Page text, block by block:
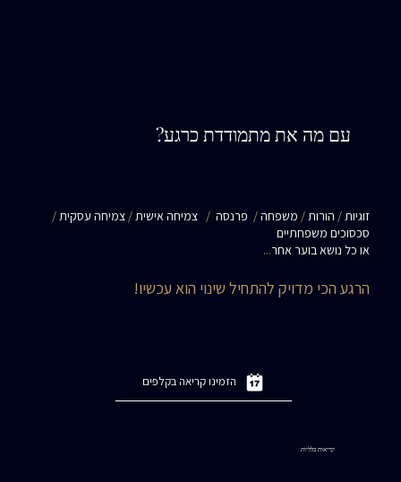
עם מה את מתמודדת כרגע?
זוגיות/ הורות/ משפחה/ פרנסה / צמיחה אישית/ צמיחה עסקית/
סכסוכים משפחתיים
או כל נושא בוער אחר...
הרגע הכי מדויק להתחיל שינוי הוא עכשיו!
הזמינו קריאה בקלפים
קריאות כלליות